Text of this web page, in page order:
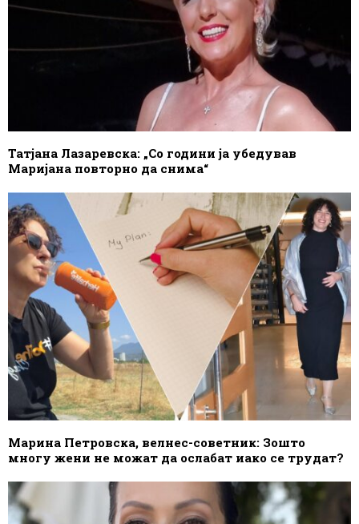
Татјана Лазаревска: „Со години ја убедував
Маријана повторно да снима“
Марина Петровска, велнес-советник: Зошто
многу жени не можат да ослабат иако се трудат?